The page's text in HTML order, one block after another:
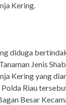
Kering.
diduga
Jenis
Kering yang
Riau
Besar